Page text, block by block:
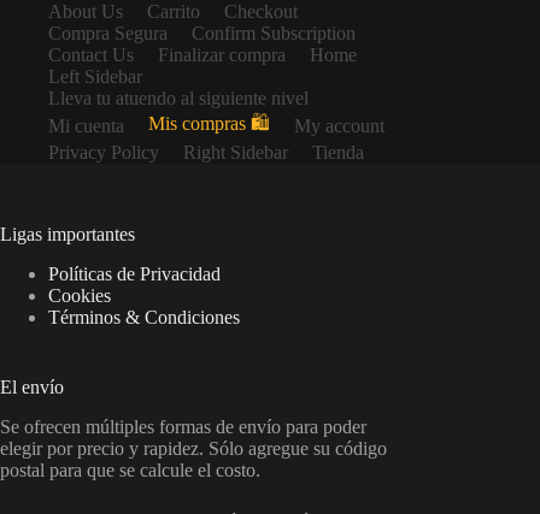
About Us Carrito
Checkout
Compra Segura
Confirm Subscription
Contact Us
Finalizar compra
Home
Left Sidebar
Lleva tu atuendo al siguiente nivel
Mi cuenta
Mis compras 🛍️
My account
Privacy Policy
Right Sidebar Tienda
Ligas importantes
Políticas de Privacidad
Cookies
Términos & Condiciones
El envío
Se ofrecen múltiples formas de envío para poder
elegir por precio y rapidez. Sólo agregue su código
postal para que se calcule el costo.